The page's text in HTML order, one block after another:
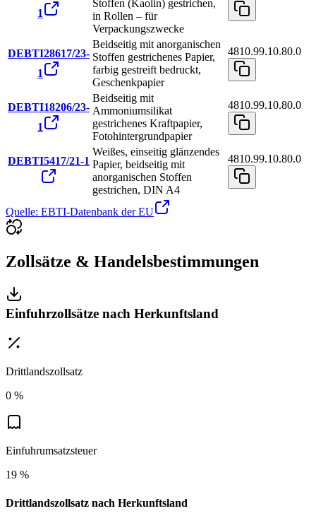
1
Stoffen (Kaolin) gestrichen,
in Rollen – für
Verpackungszwecke
DEBTI28617/23-
1
Beidseitig mit anorganischen
Stoffen gestrichenes Papier,
farbig gestreift bedruckt,
Geschenkpapier
4810.99.10.80.0
DEBTI18206/23-
1
Beidseitig mit
Ammoniumsilikat
gestrichenes Kraftpapier,
Fotohintergrundpapier
4810.99.10.80.0
DEBTI5417/21-1
Weißes, einseitig glänzendes
Papier, beidseitig mit
anorganischen Stoffen
gestrichen, DIN A4
4810.99.10.80.0
Quelle: EBTI-Datenbank der EU
Zollsätze & Handelsbestimmungen
Einfuhrzollsätze nach Herkunftsland
Drittlandszollsatz
0 %
Einfuhrumsatzsteuer
19 %
Drittlandszollsatz nach Herkunftsland